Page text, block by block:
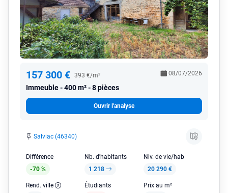
157 300 € 393 €/m²
Immeuble 400 m² - 8 pièces
08/07/2026
Ouvrir l'analyse
Salviac (46340)
Différence
-70 %
Nb. d'habitants
1 218
Niv. de vie/hab
20 290 €
Rend. ville
Étudiants
Prix au m²